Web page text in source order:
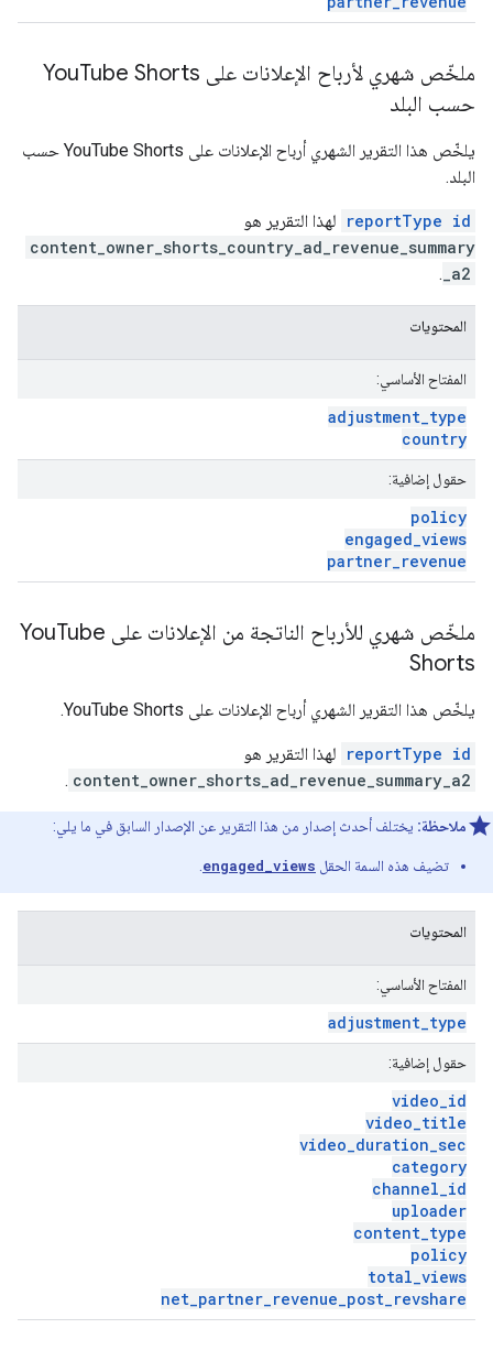
ملخّص شهري لأرباح الإعلانات على You Tube Shorts
حسب البلد
يلخّص هذا التقرير الشهري أرباح الإعلانات على YouTube Shorts حسب
البلد.
reportType id لهذا التقرير هو
content_owner_shorts_country_ad_revenue_summary
_a2
.
المحتويات
المفتاح الأساسي:
adjustment_type
country
حقول إضافية:
policy
engaged_views
partner_revenue
ملخّص شهري للأرباح الناتجة من الإعلانات على You Tube
Shorts
يلخّص هذا التقرير الشهري أرباح الإعلانات على YouTube Shorts.
reportType id لهذا التقرير هو
content_owner_shorts_ad_revenue_summary_a2
.
ملاحظة: يختلف أحدث إصدار من هذا التقرير عن الإصدار السابق في ما يلي:
تضيف هذه السمة الحقل engaged_views
المحتويات
المفتاح الأساسي:
adjustment_type
حقول إضافية:
video_id
video_title
video_duration_sec
category
channel_id
uploader
content_type
policy
total_views
net_partner_revenue_post_revshare